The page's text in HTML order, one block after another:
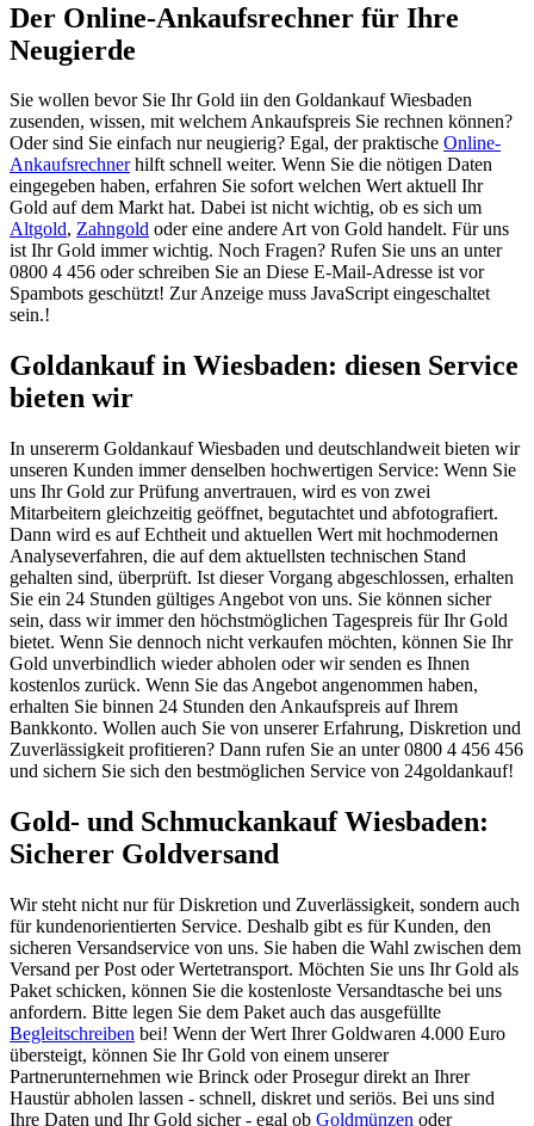
Der Online-Ankaufsrechner für Ihre
Neugierde
Sie wollen bevor Sie Ihr Gold iin den Goldankauf Wiesbaden
zusenden, wissen, mit welchem Ankaufspreis Sie rechnen können?
Oder sind Sie einfach nur neugierig? Egal, der praktische Online-
Ankaufsrechnerhilft schnell weiter. Wenn Sie die nötigen Daten
eingegeben haben, erfahren Sie sofort welchen Wert aktuell Ihr
Gold auf dem Markt hat. Dabei ist nicht wichtig, ob es sich um
Altgold, Zahngold oder eine andere Art von Gold handelt. Für uns
ist Ihr Gold immer wichtig. Noch Fragen? Rufen Sie uns an unter
0800 4 456 oder schreiben Sie an Diese E-Mail-Adresse ist vor
Spambots geschützt! Zur Anzeige muss JavaScript eingeschaltet
sein.!
Goldankauf in Wiesbaden: diesen Service
bieten wir
In unsererm Goldankauf Wiesbaden und deutschlandweit bieten wir
unseren Kunden immer denselben hochwertigen Service: Wenn Sie
uns Ihr Gold zur Prüfung anvertrauen, wird es von zwei
Mitarbeitern gleichzeitig geöffnet, begutachtet und abfotografiert.
Dann wird es auf Echtheit und aktuellen Wert mit hochmodernen
Analyseverfahren, die auf dem aktuellsten technischen Stand
gehalten sind, überprüft. Ist dieser Vorgang abgeschlossen, erhalten
Sie ein 24 Stunden gültiges Angebot von uns. Sie können sicher
sein, dass wir immer den höchstmöglichen Tagespreis für Ihr Gold
bietet. Wenn Sie dennoch nicht verkaufen möchten, können Sie Ihr
Gold unverbindlich wieder abholen oder wir senden es Ihnen
kostenlos zurück. Wenn Sie das Angebot angenommen haben,
erhalten Sie binnen 24 Stunden den Ankaufspreis auf Ihrem
Bankkonto. Wollen auch Sie von unserer Erfahrung, Diskretion und
Zuverlässigkeit profitieren? Dann rufen Sie an unter 0800 4 456 456
und sichern Sie sich den bestmöglichen Service von 24goldankauf!
Gold- und Schmuckankauf Wiesbaden:
Sicherer Goldversand
Wir steht nicht nur für Diskretion und Zuverlässigkeit, sondern auch
für kundenorientierten Service. Deshalb gibt es für Kunden, den
sicheren Versandservice von uns. Sie haben die Wahl zwischen dem
Versand per Post oder Wertetransport. Möchten Sie uns Ihr Gold als
Paket schicken, können Sie die kostenloste Versandtasche bei uns
anfordern. Bitte legen Sie dem Paket auch das ausgefüllte
Begleitschreiben bei! Wenn der Wert Ihrer Goldwaren 4.000 Euro
übersteigt, können Sie Ihr Gold von einem unserer
Partnerunternehmen wie Brinck oder Prosegur direkt an Ihrer
Haustür abholen lassen - schnell, diskret und seriös. Bei uns sind
Ihre Daten und Ihr Gold sicher - egal ob Goldmünzen oder